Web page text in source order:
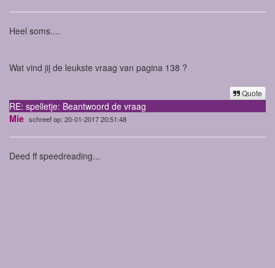
Heel soms....
Wat vind jij de leukste vraag van pagina 138 ?
Quote
RE: spelletje: Beantwoord de vraag
Mie schreef op: 20-01-2017 20:51:48
Deed ff speedreading...